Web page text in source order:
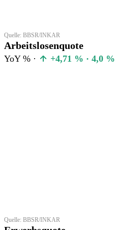
Quelle: BBSR/INKAR
Arbeitslosenquote
YoY % · +4,71 % · 4,0 %
Quelle: BBSR/INKAR